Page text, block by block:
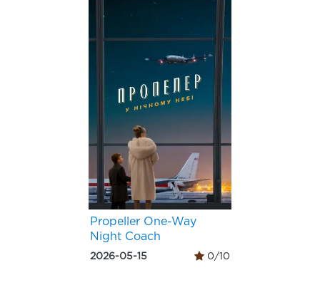
Propeller One-Way
Night Coach
2026-05-15 0/10